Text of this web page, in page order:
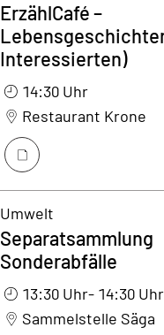
ErzählCafé –
Interessierten)
14:30 Uhr
Restaurant Krone
Separatsammlung
Sonderabfälle
Umwelt
13:30 Uhr- 14:30 Uhr
Sammelstelle Säga